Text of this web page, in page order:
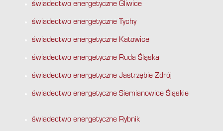
świadectwo energetyczne Gliwice
świadectwo energetyczne Tychy
świadectwo energetyczne Katowice
świadectwo energetyczne Ruda Śląska
świadectwo energetyczne Jastrzębie Zdrój
świadectwo energetyczne Siemianowice Śląskie
świadectwo energetyczne Rybnik